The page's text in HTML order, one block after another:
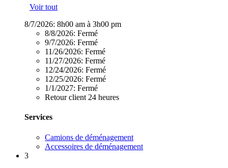
Voir tout
8/7/2026: 8h00 am à 3h00 pm
8/8/2026: Fermé
9/7/2026: Fermé
11/26/2026: Fermé
11/27/2026: Fermé
12/24/2026: Fermé
12/25/2026: Fermé
1/1/2027: Fermé
Retour client 24 heures
Services
Camions de déménagement
Accessoires de déménagement
3